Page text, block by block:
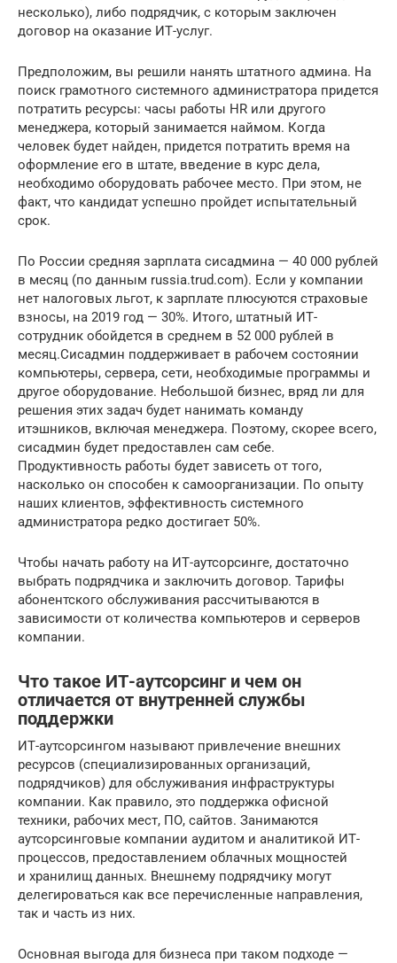
несколько), либо подрядчик, с которым заключен
договор на оказание ИТ-услуг.
Предположим, вы решили нанять штатного админа. На
поиск грамотного системного администратора придется
потратить ресурсы: часы работы HR или другого
менеджера, который занимается наймом. Когда
человек будет найден, придется потратить время на
оформление его в штате, введение в курс дела,
необходимо оборудовать рабочее место. При этом, не
факт, что кандидат успешно пройдет испытательный
срок.
По России средняя зарплата сисадмина — 40 000 рублей
в месяц (по данным russia.trud.com). Если у компании
нет налоговых льгот, к зарплате плюсуются страховые
взносы, на 2019 год — 30%. Итого, штатный ИТ-
сотрудник обойдется в среднем в 52 000 рублей в
месяц.Cисадмин поддерживает в рабочем состоянии
компьютеры, сервера, сети, необходимые программы и
другое оборудование. Небольшой бизнес, вряд ли для
решения этих задач будет нанимать команду
итэшников, включая менеджера. Поэтому, скорее всего,
сисадмин будет предоставлен сам себе.
Продуктивность работы будет зависеть от того,
насколько он способен к самоорганизации. По опыту
наших клиентов, эффективность системного
администратора редко достигает 50%.
Чтобы начать работу на ИТ-аутсорсинге, достаточно
выбрать подрядчика и заключить договор. Тарифы
абонентского обслуживания рассчитываются в
зависимости от количества компьютеров и серверов
компании.
Что такое ИТ-аутсорсинг и чем он
отличается от внутренней службы
поддержки
ИТ-аутсорсингом называют привлечение внешних
ресурсов (специализированных организаций,
подрядчиков) для обслуживания инфраструктуры
компании. Как правило, это поддержка офисной
техники, рабочих мест, ПО, сайтов. Занимаются
аутсорсинговые компании аудитом и аналитикой ИТ-
процессов, предоставлением облачных мощностей
и хранилищ данных. Внешнему подрядчику могут
делегироваться как все перечисленные направления,
так и часть из них.
Основная выгода для бизнеса при таком подходе —